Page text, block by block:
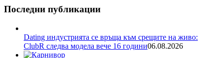
Последни публикации
Dating индустрията се връща към срещите на живо:
ClubR следва модела вече 16 години06.08.2026